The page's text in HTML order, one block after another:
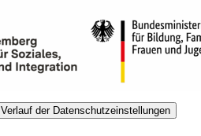
Verlauf der Datenschutzeinstellungen